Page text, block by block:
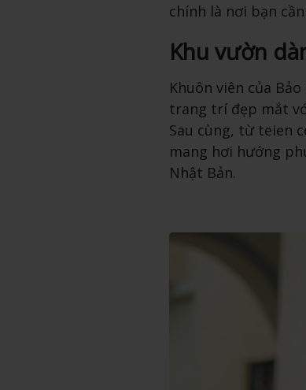
chính là nơi bạn cần
Khu vườn
Khuôn viên của
trang trí đẹp mắt
Sau cùng, từ teien
mang hơi hướng
Nhật Bản.